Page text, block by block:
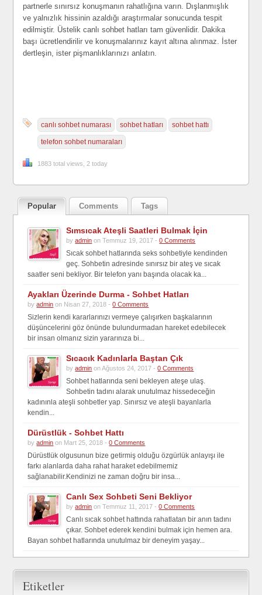
partnerle sınırsız konuşmanın rahatlığına varın. Dışlanmışlık
ve yalnızlık hissinin azaldığı araştırmalar sonucunda tespit
edilmiştir. Üstelik canlı sohbet hatları tam güvenlidir. Dakika
başı ücretlendirilir ve konuşmalarınız kayıt altına alınmaz. İster
dertleşin, ister pişmanlıklarınızı anlatın.
canlı sohbet numarası sohbet hatları sohbet hattı
telefon sohbet numaraları
1883 total views, 2 today
Popular Comments Tags
Sımsıcak Ateşli Saatleri Bulmak İçin
byadmin on Temmuz 19, 2017 -0 Comments
Sıcak sohbet hatlarında seks sohbetiyle kendinden
geç. Sohbetin adresinde sınırsız bir ateş ve sıcak
saatler seni bekliyor. Bir telefon yanı başında olacak ka...
Ayakları Üzerinde Durma - Sohbet Hatları
byadmin on Nisan 27, 2018 -0 Comments
Sizlerin kendi kararlarınızı vermeye çalışırken başkalarının
düşüncelerini göz önünde bulundurmadan hareket edebilecek
bir insan olmanız sizin yararınıza bi...
Sıcacık Kadınlarla Baştan Çık
byadmin on Ağustos 24, 2017 -0 Comments
Sohbet hatlarında seni bekleyen ateşe ulaş.
Sohbetin tadını alarak unutulmaz hissedeceğin
kadınınla ateşli sohbetler yap. Sınırsız ve ateşli bayanlarla
kendin...
Dürüstlük - Sohbet Hattı
byadmin on Mart 25, 2018 -0 Comments
Dürüstlük olgusunun bize getirmiş olduğu özgürlük anlayışı ile
farkı alanlarda daha rahat haraket edebilmemiz
sağlanabilir.Kendinizi ne zaman doğru bir insa...
Canlı Sex Sohbeti Seni Bekliyor
byadmin on Temmuz 11, 2017 -0 Comments
Canlı sıcak sohbet hattında rahatlatan bir anın tadını
çıkar. Sohbet ederek kendini bulmak için hemen ara.
Bayan sohbet hatlarında unutulmaz bir deneyim yaşay...
Etiketler